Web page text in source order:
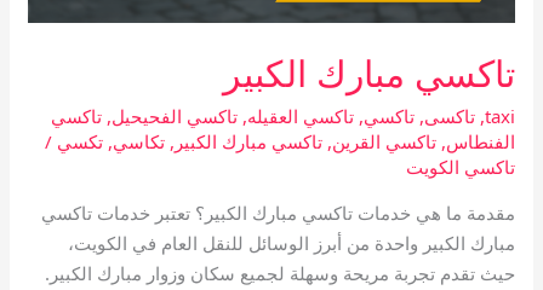
تاكسي مبارك الكبير
taxi
,تاكسى,تاكسي,تاكسي العقيله,تاكسي الفحيحيل,تاكسي
الفنطاس,تاكسي القرين,تاكسي مبارك الكبير ,تكاسي,تكسي /
تاكسي الكويت
مقدمة ما هي خدمات تاكسي مبارك الكبير؟ تعتبر خدمات تاكسي
مبارك الكبير واحدة من أبرز الوسائل للنقل العام في الكويت،
حيث تقدم تجربة مريحة وسهلة لجميع سكان وزوار مبارك الكبير.